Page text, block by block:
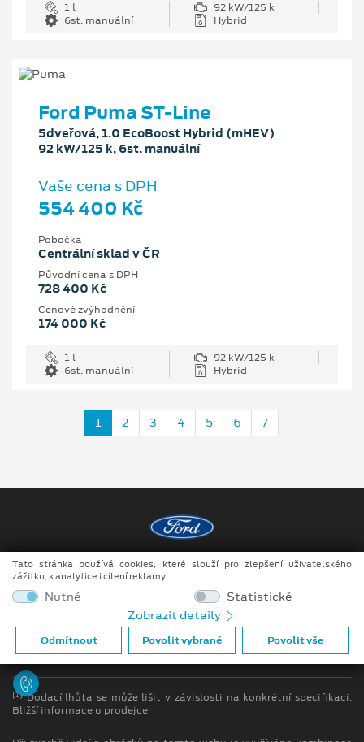
1 l
92 kW/125 k
6st. manuální
Hybrid
Ford Puma ST-Line
5dveřová, 1.0 EcoBoost Hybrid (mHEV)
92 kW/125 k, 6st. manuální
Vaše cena s DPH
554 400 Kč
Pobočka
Centrální sklad v ČR
Původní cena s DPH
728 400 Kč
Cenové zvýhodnění
174 000 Kč
1 l
92 kW/125 k
6st. manuální
Hybrid
1 2 3 4 5 6 7
Copyright ©2026 Auto JIPE s.r.o.
Obchodní podmínky
Ochrana osobních údajů
Prohlášení o zpracování údajů konečných zákazníků
[1]Dodací lhůta se může lišit v závislosti na konkrétní specifikaci.
Bližší informace u prodejce
Tato stránka používá cookies, které slouží pro zlepšení uživatelského
zážitku, k analytice i cílení reklamy.
Nutné
Statistické
Zobrazit detaily
Odmítnout Povolit vybrané Povolit vše